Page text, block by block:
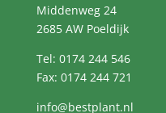
Middenweg 24
2685 AW Poeldijk
Tel: 0174 244 546
Fax: 0174 244 721
info@bestplant.nl